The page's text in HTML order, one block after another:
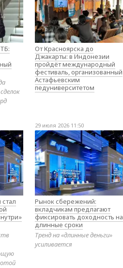
От Красноярска до
Джакарты: в Индонезии
пройдёт международный
фестиваль, организованный
Астафьевским
педуниверситетом
29 июля 2026 11:50
Рынок сбережений:
вкладчикам предлагают
фиксировать доходность на
длинные сроки
Тренд на «длинные деньги»
усиливается